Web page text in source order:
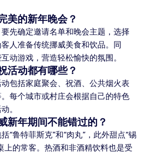
美的新年晚会？
先确定邀请名单和晚会主题，选择
人准备传统挪威美食和饮品。同
动游戏，营造轻松愉快的氛围。
活动都有哪些？
包括家庭聚会、祝酒、公共烟火表
每个城市或村庄会根据自己的特色
。
新年期间不能错过的？
“鲁特菲斯克”和“肉丸”，此外甜点“锡
上的常客。热酒和非酒精饮料也是受